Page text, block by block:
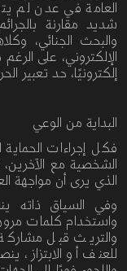
العامة في عدن لم
شديد مقارنة
والبحث
الجنائي،
الإلكتروني، على الرغم
إلكترونيًا، حد تعبير
البداية من الوعي
فكل إجراءات الحماية
الشخصية مع
الذي يرى أن مواجهة
وفي السياق ذاته
واستخدام كلمات
والتريث قبل
للعنف أو الابتزاز،